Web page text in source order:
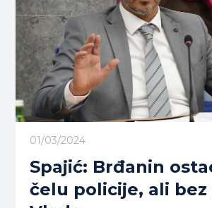
01/03/2024
Spajić: Brđanin
čelu policije, ali